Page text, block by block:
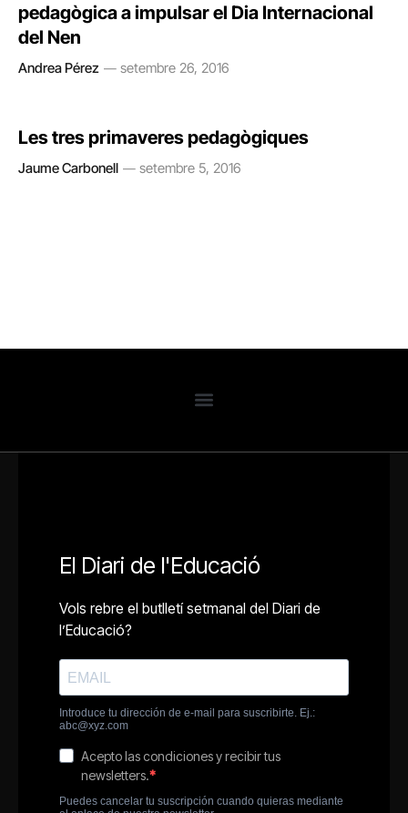
pedagògica a impulsar el Dia Internacional
del Nen
Andrea Pérez setembre 26, 2016
Les tres primaveres pedagògiques
Jaume Carbonell setembre 5, 2016